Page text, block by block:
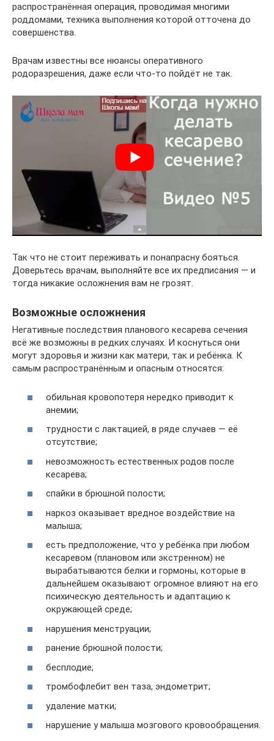
распространённая операция, проводимая многими
роддомами, техника выполнения которой отточена до
совершенства.
Врачам известны все нюансы оперативного
родоразрешения, даже если что-то пойдёт не так.
Так что не стоит переживать и понапрасну бояться.
Доверьтесь врачам, выполняйте все их предписания — и
тогда никакие осложнения вам не грозят.
Возможные осложнения
Негативные последствия планового кесарева сечения
всё же возможны в редких случаях. И коснуться они
могут здоровья и жизни как матери, так и ребёнка. К
самым распространённым и опасным относятся:
обильная кровопотеря нередко приводит к
анемии;
трудности с лактацией, в ряде случаев — её
отсутствие;
невозможность естественных родов после
кесарева;
спайки в брюшной полости;
наркоз оказывает вредное воздействие на
малыша;
есть предположение, что у ребёнка при любом
кесаревом (плановом или экстренном) не
вырабатываются белки и гормоны, которые в
дальнейшем оказывают огромное влияют на его
психическую деятельность и адаптацию к
окружающей среде;
нарушения менструации;
ранение брюшной полости;
бесплодие;
тромбофлебит вен таза, эндометрит;
удаление матки;
нарушение у малыша мозгового кровообращения.